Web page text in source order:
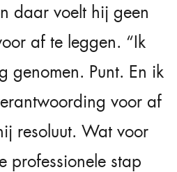
daar voelt hij geen
af te leggen. “Ik
genomen. Punt. En ik
voor af
resoluut. Wat voor
professionele stap